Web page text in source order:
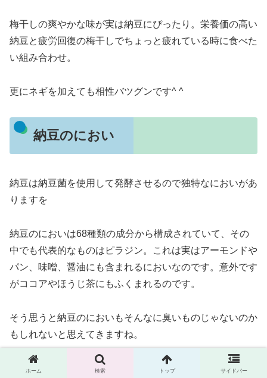
梅干しの爽やかな味が実は納豆にぴったり。栄養価の高い
納豆と疲労回復の梅干しでちょっと疲れている時に食べた
い組み合わせ。
更にネギを加えても相性バツグンです^ ^
納豆のにおい
納豆は納豆菌を使用して発酵させるので独特なにおいがあ
りますを
納豆のにおいは68種類の成分から構成されていて、その
中でも代表的なものはピラジン。これは実はアーモンドや
パン、味噌、醤油にも含まれるにおいなのです。意外です
がココアやほうじ茶にもふくまれるのです。
そう思うと納豆のにおいもそんなに臭いものじゃないのか
もしれないと思えてきますね。
ホーム 検索 トップ サイドバー